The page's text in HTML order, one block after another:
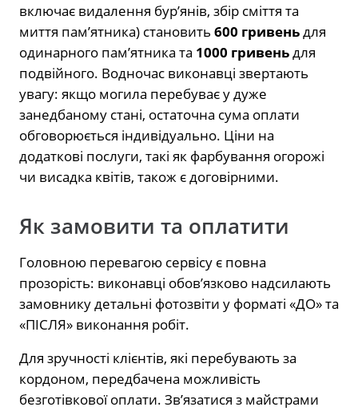
включає видалення бур’янів, збір сміття та
миття пам’ятника) становить 600 гривеньдля
одинарного пам’ятника та 1000 гривеньдля
подвійного. Водночас виконавці звертають
увагу: якщо могила перебуває у дуже
занедбаному стані, остаточна сума оплати
обговорюється індивідуально. Ціни на
додаткові послуги, такі як фарбування огорожі
чи висадка квітів, також є договірними.
Як замовити та оплатити
Головною перевагою сервісу є повна
прозорість: виконавці обов’язково надсилають
замовнику детальні фотозвіти у форматі «ДО» та
«ПІСЛЯ» виконання робіт.
Для зручності клієнтів, які перебувають за
кордоном, передбачена можливість
безготівкової оплати. Зв’язатися з майстрами